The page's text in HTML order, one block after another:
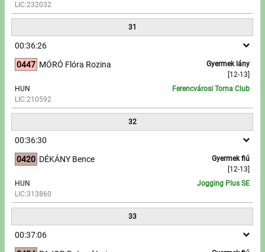
LIC:232032
31
00:36:26
0447
Gyermek lány
[12-13]
MÓRÓ Flóra Rozina
HUN
LIC:210592
Ferencvárosi Torna Club
32
00:36:30
0420
Gyermek fiú
[12-13]
DÉKÁNY Bence
HUN
LIC:313860
Jogging Plus SE
33
00:37:06